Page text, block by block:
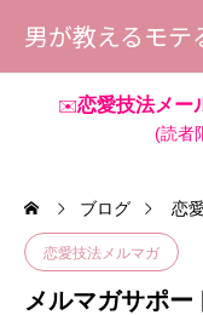
男が教えるモ
✉️恋愛技法メー
(読者
ブログ 恋
恋愛技法メルマガ
メルマガサポー